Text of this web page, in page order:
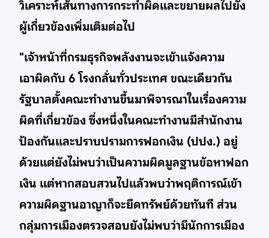
วิเคราะห์เส้นทางการกระทำผิดและขยายผลไปยัง
ผู้เกี่ยวข้องเพิ่มเติมต่อไป
"เจ้าหน้าที่กรมธุรกิจพลังงานจะเข้าแจ้งความ
เอาผิดกับ 6 โรงกลั่นทั่วประเทศ ขณะเดียวกัน
รัฐบาลตั้งคณะทำงานขึ้นมาพิจารณาในเรื่องความ
ผิดที่เกี่ยวข้อง ซึ่งหนึ่งในคณะทำงานมีสำนักงาน
ป้องกันและปราบปรามการฟอกเงิน (ปปง.) อยู่
ด้วยแต่ยังไม่พบว่าเป็นความผิดมูลฐานข้อหาฟอก
เงิน แต่หากสอบสวนไปแล้วพบว่าพฤติการณ์เข้า
ความผิดฐานอาญาก็จะยึดทรัพย์ด้วยทันที ส่วน
กลุ่มการเมืองตรวจสอบยังไม่พบว่ามีนักการเมือง